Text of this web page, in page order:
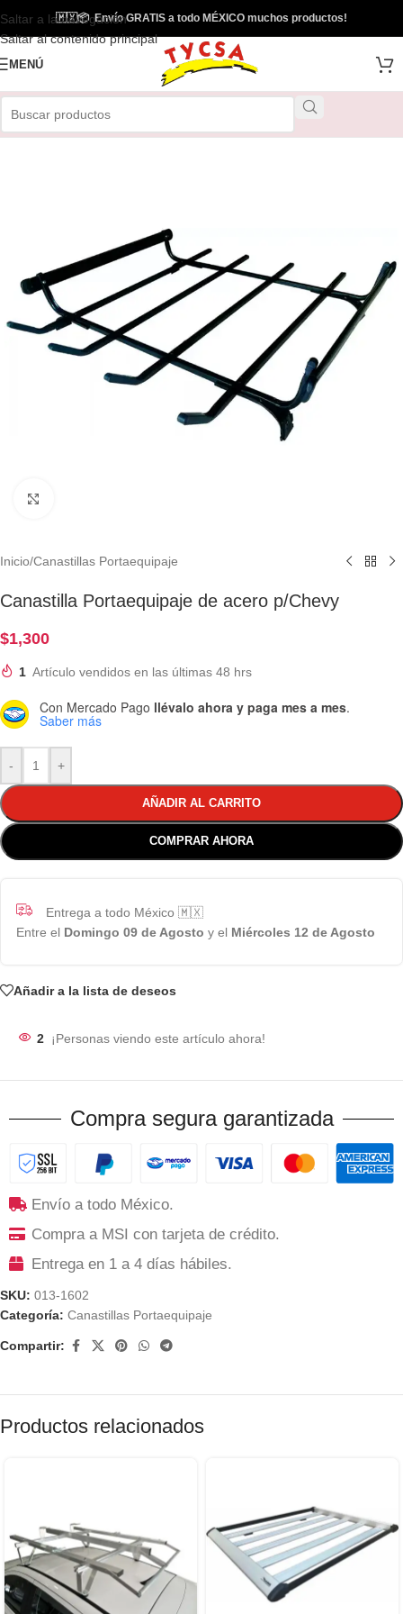
Saltar a la navegación
Saltar al contenido principal
🇲🇽📦Envío GRATIS a todo MÉXICO muchos productos!
MENÚ
Inicio/Canastillas Portaequipaje
Canastilla Portaequipaje de acero p/Chevy
$1,300
1 Artículo vendidos en las últimas 48 hrs
Con Mercado Pago llévalo ahora y paga mes a mes.
Saber más
- +
AÑADIR AL CARRITO
COMPRAR AHORA
Entrega a todo México 🇲🇽
Entre el Domingo 09 de Agosto y el Miércoles 12 de Agosto
Añadir a la lista de deseos
2 ¡Personas viendo este artículo ahora!
Compra segura garantizada
Envío a todo México.
Compra a MSI con tarjeta de crédito.
Entrega en 1 a 4 días hábiles.
SKU: 013-1602
Categoría: Canastillas Portaequipaje
Compartir:
Productos relacionados